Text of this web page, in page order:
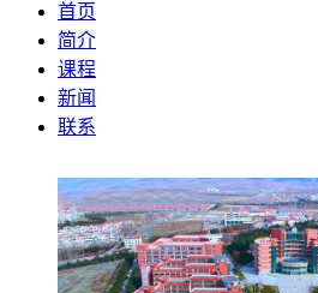
首页
简介
课程
新闻
联系